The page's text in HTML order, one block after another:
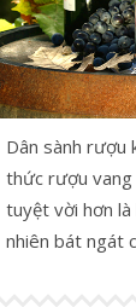
Dân sành rượu
thức rượu vang
tuyệt vời hơn
nhiên bát ngát